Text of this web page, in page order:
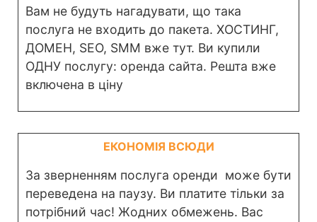
Вам не будуть нагадувати, що така
послуга не входить до пакета. ХОСТИНГ,
ДОМЕН, SEO, SMM вже тут. Ви купили
ОДНУ послугу: оренда сайта. Решта вже
включена в ціну
ЕКОНОМІЯ ВСЮДИ
За зверненням послуга оренди може бути
переведена на паузу. Ви платите тільки за
потрібний час! Жодних обмежень. Вас